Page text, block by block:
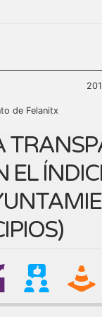
de Felanitx
EL
)